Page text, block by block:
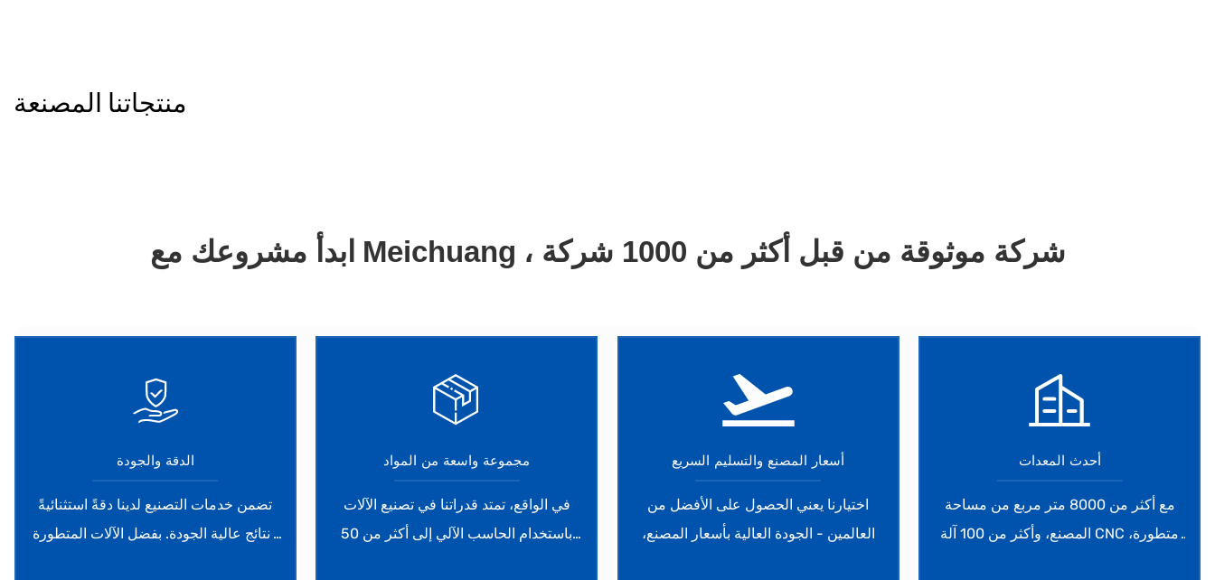
منتجاتنا المصنعة
ابدأ مشروعك مع Meichuang ، شركة موثوقة من قبل أكثر من 1000 شركة
الدقة والجودة
تضمن خدمات التصنيع لدينا دقةً استثنائيةً
ونتائج عالية الجودة. بفضل الآلات المتطورة
مجموعة واسعة من المواد
في الواقع، تمتد قدراتنا في تصنيع الآلات
باستخدام الحاسب الآلي إلى أكثر من 50
أسعار المصنع والتسليم السريع
اختيارنا يعني الحصول على الأفضل من
العالمين - الجودة العالية بأسعار المصنع،
أحدث المعدات
مع أكثر من 8000 متر مربع من مساحة
المصنع، وأكثر من 100 آلة CNC متطورة،